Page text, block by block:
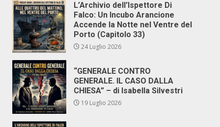
L’Archivio dell’Ispettore Di
Falco: Un Incubo Arancione
Accende la Notte nel Ventre del
Porto (Capitolo 33)
24 Luglio 2026
“GENERALE CONTRO
GENERALE. IL CASO DALLA
CHIESA” – di Isabella Silvestri
19 Luglio 2026